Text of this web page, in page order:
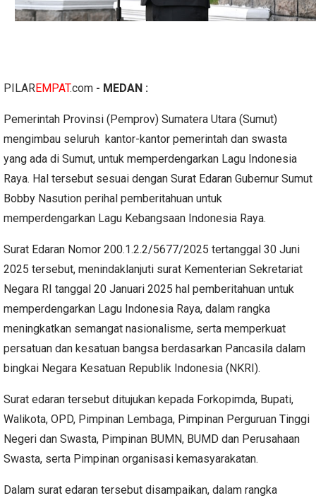
PILAREMPAT.com - MEDAN :
Pemerintah Provinsi (Pemprov) Sumatera Utara (Sumut)
mengimbau seluruh kantor-kantor pemerintah dan swasta
yang ada di Sumut, untuk memperdengarkan Lagu Indonesia
Raya. Hal tersebut sesuai dengan Surat Edaran Gubernur Sumut
Bobby Nasution perihal pemberitahuan untuk
memperdengarkan Lagu Kebangsaan Indonesia Raya.
Surat Edaran Nomor 200.1.2.2/5677/2025 tertanggal 30 Juni
2025 tersebut, menindaklanjuti surat Kementerian Sekretariat
Negara RI tanggal 20 Januari 2025 hal pemberitahuan untuk
memperdengarkan Lagu Indonesia Raya, dalam rangka
meningkatkan semangat nasionalisme, serta memperkuat
persatuan dan kesatuan bangsa berdasarkan Pancasila dalam
bingkai Negara Kesatuan Republik Indonesia (NKRI).
Surat edaran tersebut ditujukan kepada Forkopimda, Bupati,
Walikota, OPD, Pimpinan Lembaga, Pimpinan Perguruan Tinggi
Negeri dan Swasta, Pimpinan BUMN, BUMD dan Perusahaan
Swasta, serta Pimpinan organisasi kemasyarakatan.
Dalam surat edaran tersebut disampaikan, dalam rangka